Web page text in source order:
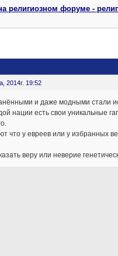
религиозном форуме -
2014г. 19:52
и даже модными стали
нации есть свои уникальные
что у евреев или у избранных
веру или неверие